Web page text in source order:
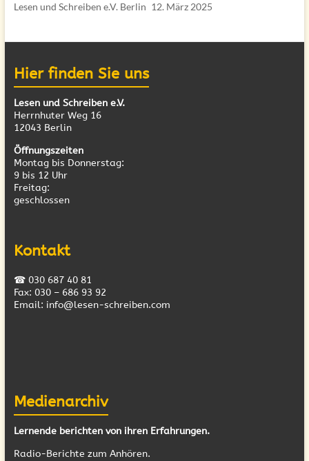
Lesen und Schreiben e.V. Berlin 12. März 2025
Hier finden Sie uns
Lesen und Schreiben e.V.
Herrnhuter Weg 16
12043 Berlin
Öffnungszeiten
Montag bis Donnerstag:
9 bis 12 Uhr
Freitag:
geschlossen
Kontakt
☎ 030 687 40 81
Fax: 030 – 686 93 92
Email: info@lesen-schreiben.com
Medienarchiv
Lernende berichten von ihren Erfahrungen.
Radio-Berichte zum Anhören.